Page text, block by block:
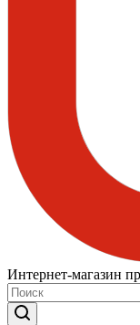
Интернет-магазин